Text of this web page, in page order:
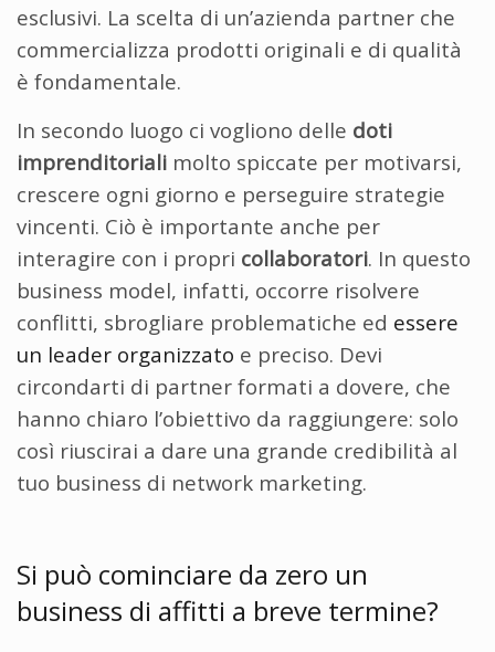
esclusivi. La scelta di un’azienda partner che
commercializza prodotti originali e di qualità
è fondamentale.
In secondo luogo ci vogliono delle doti
imprenditoriali molto spiccate per motivarsi,
crescere ogni giorno e perseguire strategie
vincenti. Ciò è importante anche per
interagire con i propri collaboratori. In questo
business model, infatti, occorre risolvere
conflitti, sbrogliare problematiche ed essere
un leader organizzato e preciso. Devi
circondarti di partner formati a dovere, che
hanno chiaro l’obiettivo da raggiungere: solo
così riuscirai a dare una grande credibilità al
tuo business di network marketing.
Si può cominciare da zero un
business di affitti a breve termine?